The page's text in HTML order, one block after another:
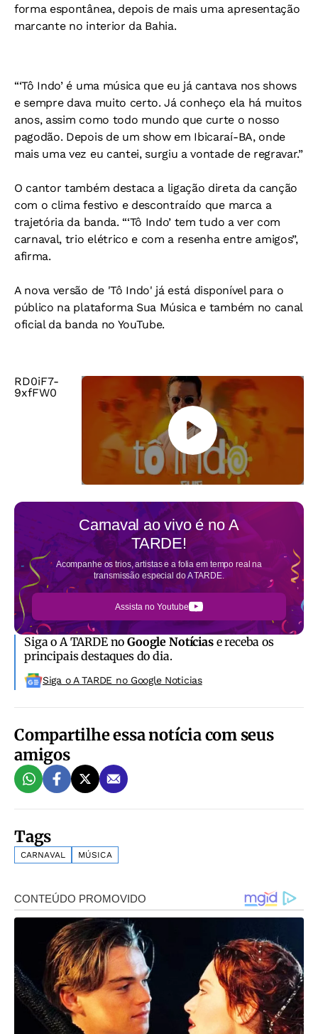
forma espontânea, depois de mais uma apresentação
marcante no interior da Bahia.
“‘Tô Indo’ é uma música que eu já cantava nos shows
e sempre dava muito certo. Já conheço ela há muitos
anos, assim como todo mundo que curte o nosso
pagodão. Depois de um show em Ibicaraí-BA, onde
mais uma vez eu cantei, surgiu a vontade de regravar.”
O cantor também destaca a ligação direta da canção
com o clima festivo e descontraído que marca a
trajetória da banda.“‘Tô Indo’ tem tudo a ver com
carnaval, trio elétrico e com a resenha entre amigos”,
afirma.
A nova versão de 'Tô Indo' já está disponível para o
público na plataforma Sua Música e também no canal
oficial da banda no YouTube.
RD0iF7-
9xfFW0
Carnaval ao vivo é noA
TARDE!
Acompanhe os trios, artistas e a folia em tempo real na
transmissão especial do A TARDE.
Assista no Youtube
Siga o A TARDE noGoogle Notíciase receba os
principais destaques do dia.
Siga o A TARDE no Google Noticias
Compartilhe essa notícia com seus
amigos
Tags
CARNAVAL MÚSICA